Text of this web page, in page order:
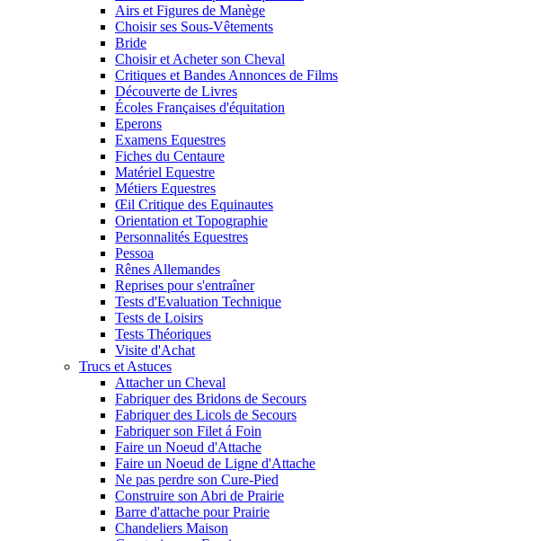
Airs et Figures de Manège
Choisir ses Sous-Vêtements
Bride
Choisir et Acheter son Cheval
Critiques et Bandes Annonces de Films
Découverte de Livres
Écoles Françaises d'équitation
Eperons
Examens Equestres
Fiches du Centaure
Matériel Equestre
Métiers Equestres
Œil Critique des Equinautes
Orientation et Topographie
Personnalités Equestres
Pessoa
Rênes Allemandes
Reprises pour s'entraîner
Tests d'Evaluation Technique
Tests de Loisirs
Tests Théoriques
Visite d'Achat
Trucs et Astuces
Attacher un Cheval
Fabriquer des Bridons de Secours
Fabriquer des Licols de Secours
Fabriquer son Filet á Foin
Faire un Noeud d'Attache
Faire un Noeud de Ligne d'Attache
Ne pas perdre son Cure-Pied
Construire son Abri de Prairie
Barre d'attache pour Prairie
Chandeliers Maison